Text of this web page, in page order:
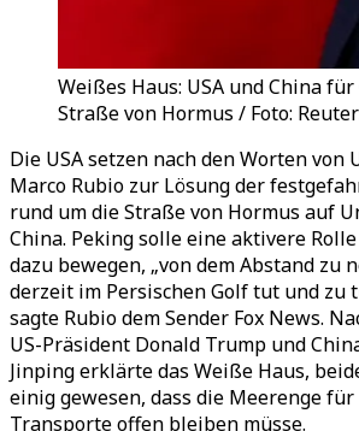
Weißes Haus: USA und China
Straße von Hormus / Foto:
Die USA setzen nach den Worten von
Marco Rubio zur Lösung der
rund um die Straße von Hormus auf
China. Peking solle eine aktivere
dazu bewegen, „von dem Abstand zu
derzeit im Persischen Golf tut und zu
sagte Rubio dem Sender Fox News.
US-Präsident Donald Trump und
Jinping erklärte das Weiße Haus,
einig gewesen, dass die Meerenge für
Transporte offen bleiben müsse.